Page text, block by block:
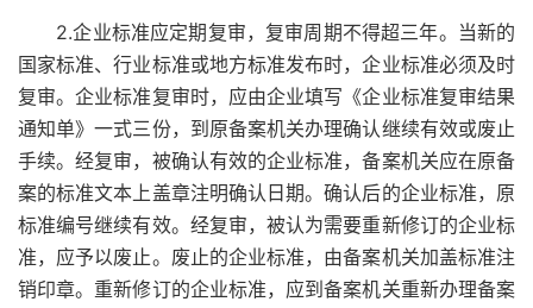
2.企业标准应定期复审，复审周期不得超三年。当新的
国家标准、行业标准或地方标准发布时，企业标准必须及时
复审。企业标准复审时，应由企业填写《企业标准复审结果
通知单》一式三份，到原备案机关办理确认继续有效或废止
手续。经复审，被确认有效的企业标准，备案机关应在原备
案的标准文本上盖章注明确认日期。确认后的企业标准，原
标准编号继续有效。经复审，被认为需要重新修订的企业标
准，应予以废止。废止的企业标准，由备案机关加盖标准注
销印章。重新修订的企业标准，应到备案机关重新办理备案